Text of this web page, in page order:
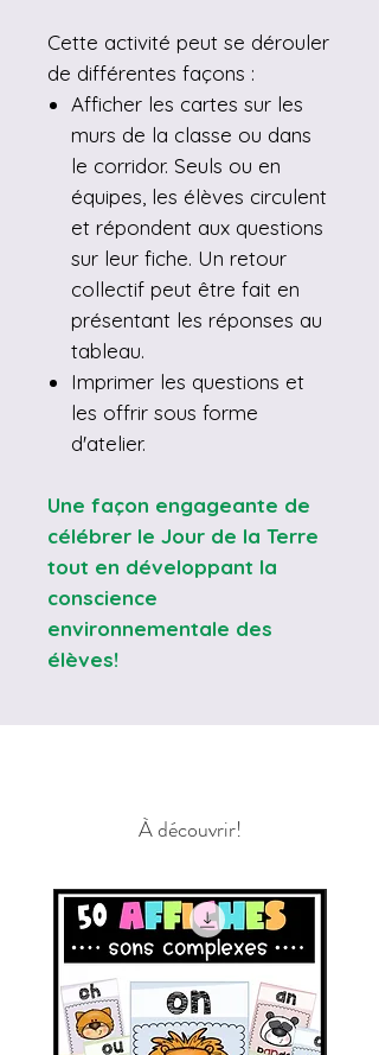
Cette activité peut se dérouler
de différentes façons :
Afficher les cartes sur les
murs de la classe ou dans
le corridor. Seuls ou en
équipes, les élèves circulent
et répondent aux questions
sur leur fiche. Un retour
collectif peut être fait en
présentant les réponses au
tableau.
Imprimer les questions et
les offrir sous forme
d'atelier.
Une façon engageante de
célébrer le Jour de la Terre
tout en développant la
conscience
environnementale des
élèves!
À découvrir!